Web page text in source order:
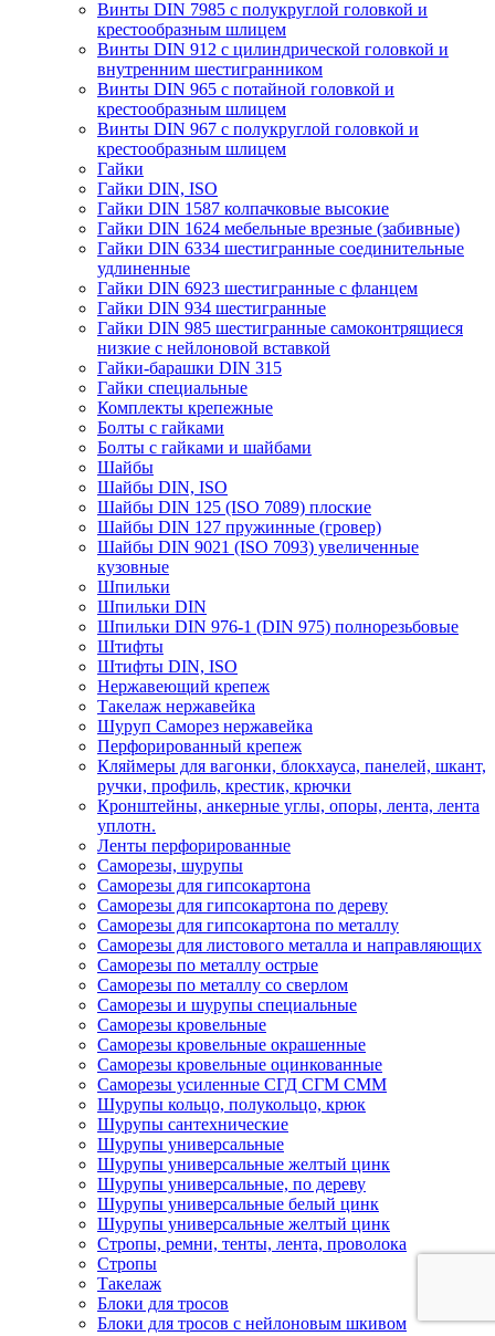
Винты DIN 7985 с полукруглой головкой и
крестообразным шлицем
Винты DIN 912 с цилиндрической головкой и
внутренним шестигранником
Винты DIN 965 с потайной головкой и
крестообразным шлицем
Винты DIN 967 с полукруглой головкой и
крестообразным шлицем
Гайки
Гайки DIN, ISO
Гайки DIN 1587 колпачковые высокие
Гайки DIN 1624 мебельные врезные (забивные)
Гайки DIN 6334 шестигранные соединительные
удлиненные
Гайки DIN 6923 шестигранные с фланцем
Гайки DIN 934 шестигранные
Гайки DIN 985 шестигранные самоконтрящиеся
низкие с нейлоновой вставкой
Гайки-барашки DIN 315
Гайки специальные
Комплекты крепежные
Болты с гайками
Болты с гайками и шайбами
Шайбы
Шайбы DIN, ISO
Шайбы DIN 125 (ISO 7089) плоские
Шайбы DIN 127 пружинные (гровер)
Шайбы DIN 9021 (ISO 7093) увеличенные
кузовные
Шпильки
Шпильки DIN
Шпильки DIN 976-1 (DIN 975) полнорезьбовые
Штифты
Штифты DIN, ISO
Нержавеющий крепеж
Такелаж нержавейка
Шуруп Саморез нержавейка
Перфорированный крепеж
Кляймеры для вагонки, блокхауса, панелей, шкант,
ручки, профиль, крестик, крючки
Кронштейны, анкерные углы, опоры, лента, лента
уплотн.
Ленты перфорированные
Саморезы, шурупы
Саморезы для гипсокартона
Саморезы для гипсокартона по дереву
Саморезы для гипсокартона по металлу
Саморезы для листового металла и направляющих
Саморезы по металлу острые
Саморезы по металлу со сверлом
Саморезы и шурупы специальные
Саморезы кровельные
Саморезы кровельные окрашенные
Саморезы кровельные оцинкованные
Саморезы усиленные СГД СГМ СММ
Шурупы кольцо, полукольцо, крюк
Шурупы сантехнические
Шурупы универсальные
Шурупы универсальные желтый цинк
Шурупы универсальные, по дереву
Шурупы универсальные белый цинк
Шурупы универсальные желтый цинк
Стропы, ремни, тенты, лента, проволока
Стропы
Такелаж
Блоки для тросов
Блоки для тросов с нейлоновым шкивом